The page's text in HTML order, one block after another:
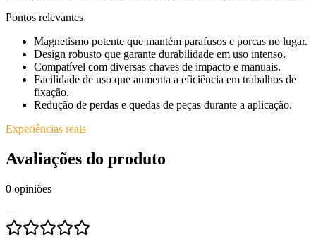
Pontos relevantes
Magnetismo potente que mantém parafusos e porcas no lugar.
Design robusto que garante durabilidade em uso intenso.
Compatível com diversas chaves de impacto e manuais.
Facilidade de uso que aumenta a eficiência em trabalhos de
fixação.
Redução de perdas e quedas de peças durante a aplicação.
Experiências reais
Avaliações do produto
0 opiniões
—